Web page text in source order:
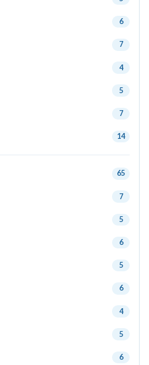
6
7
4
5
7
14
65
7
5
6
5
6
4
5
6